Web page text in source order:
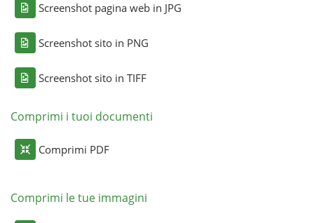
Screenshot pagina web in JPG
Screenshot sito in PNG
Screenshot sito in TIFF
Comprimi i tuoi documenti
Comprimi PDF
Comprimi le tue immagini